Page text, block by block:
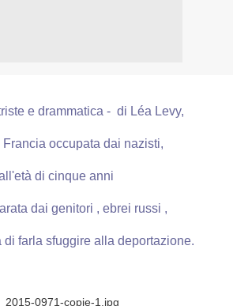
e drammatica - di Léa Levy,
occupata dai nazisti,
di cinque anni
dai genitori , ebrei russi ,
di farla sfuggire alla deportazione.